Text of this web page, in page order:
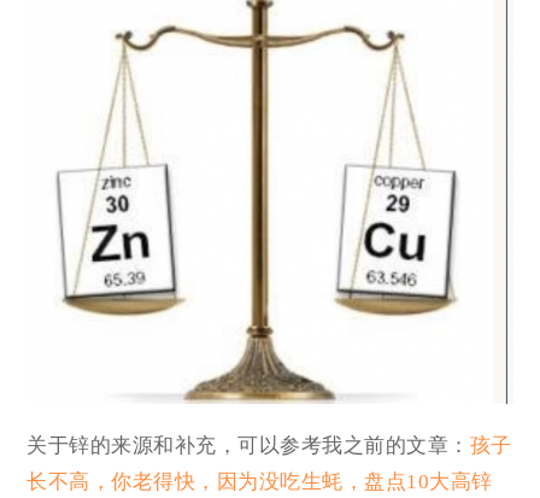
关于锌的来源和补充，可以参考我之前的文章： 孩子
长不高，你老得快，因为没吃生蚝，盘点10大高锌